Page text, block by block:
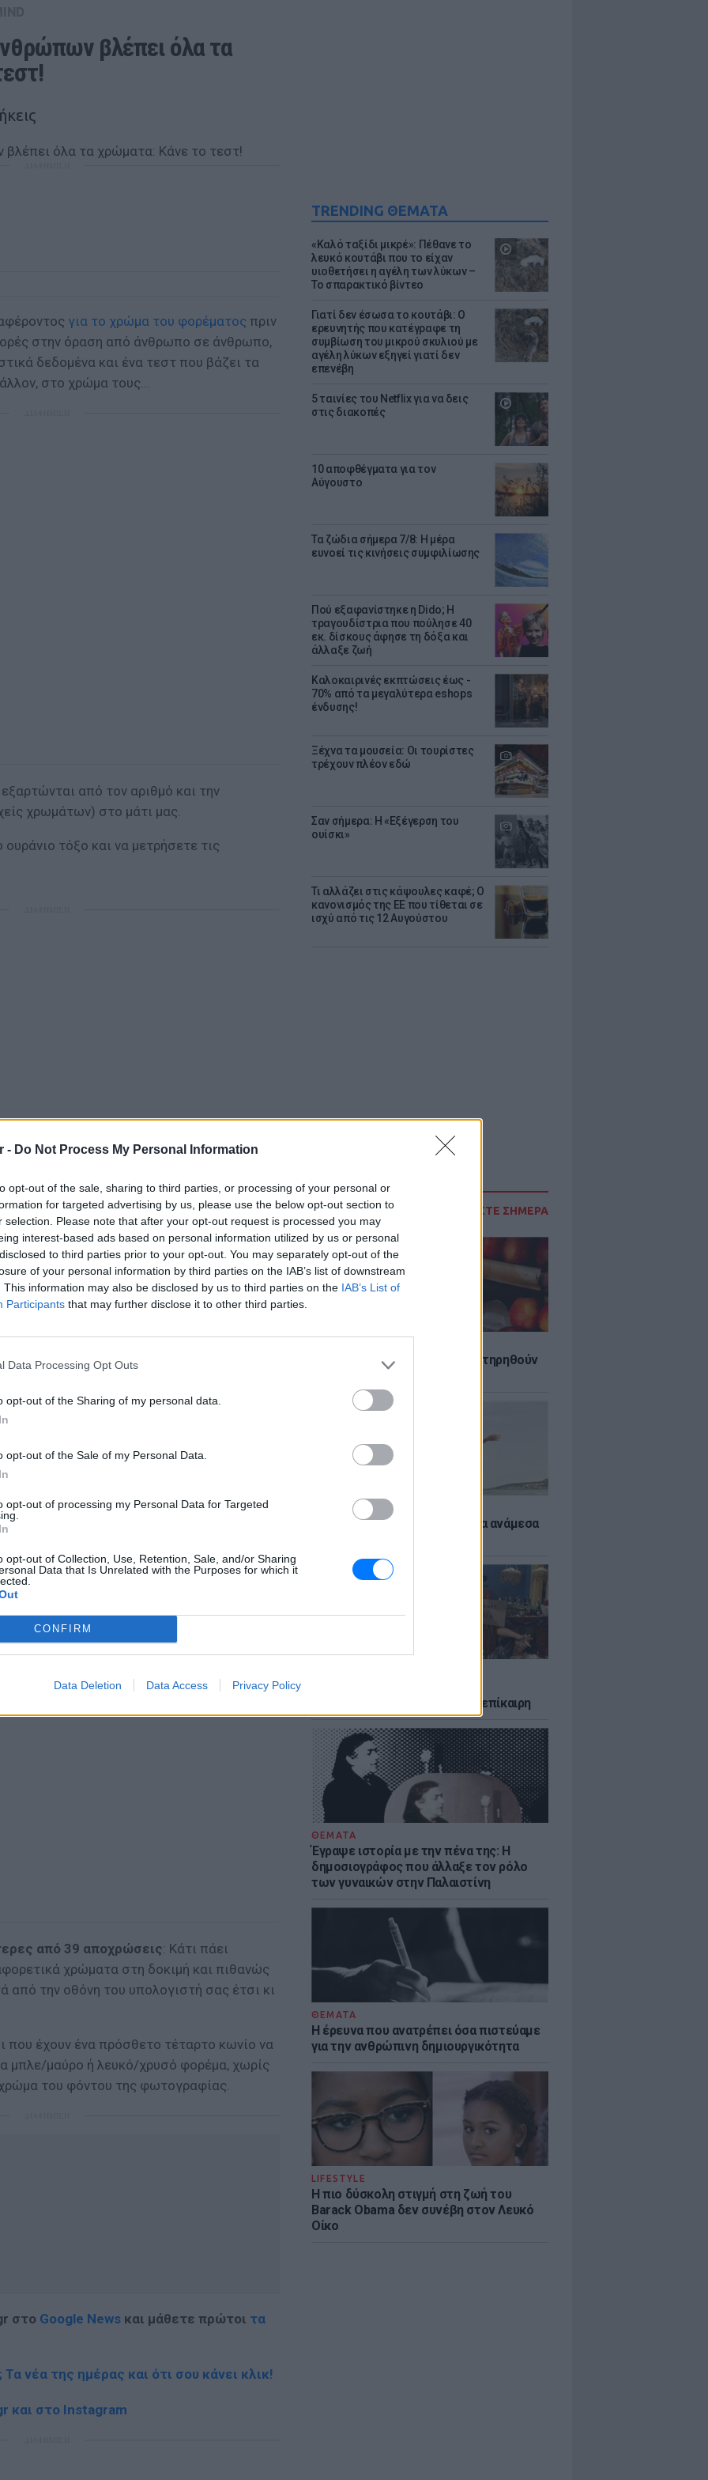
- Do Not Process My Personal Information
opt-out of the sale, sharing to third parties, or processing of your personal or
for targeted advertising by us, please use the below opt-out section to
selection. Please note that after your opt-out request is processed you may
interest-based ads based on personal information utilized by us or personal
to third parties prior to your opt-out. You may separately opt-out of the
of your personal information by third parties on the IAB’s list of downstream
This information may also be disclosed by us to third parties on the IAB’s List of
Participants that may further disclose it to other third parties.
Data Processing Opt Outs
opt-out of the Sharing of my personal data.
opt-out of the Sale of my Personal Data.
opt-out of processing my Personal Data for Targeted
opt-out of Collection, Use, Retention, Sale, and/or Sharing
Data that Is Unrelated with the Purposes for which it
CONFIRM
Data Deletion Data Access Privacy Policy
TRENDING ΘΕΜΑΤΑ
«Καλό ταξίδι μικρέ»: Πέθανε το
λευκό κουτάβι που το είχαν
υιοθετήσει η αγέλη των λύκων –
Το σπαρακτικό βίντεο
Γιατί δεν έσωσα το κουτάβι: Ο
ερευνητής που κατέγραφε τη
συμβίωση του μικρού σκυλιού με
αγέλη λύκων εξηγεί γιατί δεν
επενέβη
5 ταινίες του Netflix για να δεις
στις διακοπές
10 αποφθέγματα για τον
Αύγουστο
Τα ζώδια σήμερα 7/8: Η μέρα
ευνοεί τις κινήσεις συμφιλίωσης
Πού εξαφανίστηκε η Dido; Η
τραγουδίστρια που πούλησε 40
εκ. δίσκους άφησε τη δόξα και
άλλαξε ζωή
Καλοκαιρινές εκπτώσεις έως -
70% από τα μεγαλύτερα eshops
ένδυσης!
Ξέχνα τα μουσεία: Οι τουρίστες
τρέχουν πλέον εδώ
Σαν σήμερα: Η «Εξέγερση του
ουίσκι»
Τι αλλάζει στις κάψουλες καφέ; Ο
κανονισμός της ΕΕ που τίθεται σε
ισχύ από τις 12 Αυγούστου
ΔΙΑΒΑΣΤΕ ΣΗΜΕΡΑ
6 φρούτα που μπορουν να διατηρηθούν
Πώς να αποφύγεις το σύγκαμα ανάμεσα
νεοπλουτισμό και παραμένει επίκαιρη
ΘΕΜΑΤΑ
Έγραψε ιστορία με την πένα της: Η
δημοσιογράφος που άλλαξε τον ρόλο
των γυναικών στην Παλαιστίνη
ΘΕΜΑΤΑ
Η έρευνα που ανατρέπει όσα πιστεύαμε
για την ανθρώπινη δημιουργικότητα
LIFESTYLE
Η πιο δύσκολη στιγμή στη ζωή του
Barack Obama δεν συνέβη στον Λευκό
Οίκο
βλέπει όλα τα
για το χρώμα του φορέματος πριν
στην όραση από άνθρωπο σε άνθρωπο,
δεδομένα και ένα τεστ που βάζει τα
στο χρώμα τους...
από τον αριθμό και την
χρωμάτων) στο μάτι μας.
τόξο και να μετρήσετε τις
Είστε διχρωματικός, όπως τα
έχετε δυο μόνο τύπους κωνίων. Το 25%
: Είστε τριχρωματικός, έχετε
πράσινο και κόκκινο). Μπορείτε να
50% του πληθυσμού είναι
: Είστε τετραχρωματικοί, όπως οι
κωνίων (μωβ/μπλε, πράσινο, κόκκινο,
τόσο, ώστε δύσκολα αυτό θα βρεθεί
σας. Το 25% του πληθυσμού είναι
ΔΙΑΦΗΜΙΣΗ
από 39 αποχρώσεις: Κάτι πάει
χρώματα στη δοκιμή και πιθανώς
από την οθόνη του υπολογιστή σας έτσι κι
που έχουν ένα πρόσθετο τέταρτο κωνίο να
μπλε/μαύρο ή λευκό/χρυσό φορέμα, χωρίς
του φόντου της φωτογραφίας.
στο Google News και μάθετε πρώτοι τα
νέα της ημέρας και ότι σου κάνει κλικ!
και στο Instagram